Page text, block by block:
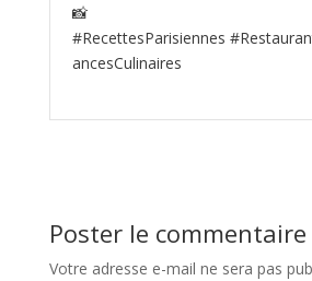
📸
#RecettesParisiennes
ancesCulinaires
Poster le commentaire
Votre adresse e-mail ne sera pas